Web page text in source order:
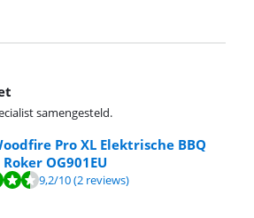
samengesteld.
Pro XL Elektrische BBQ
OG901EU
9,2/10(2 reviews)